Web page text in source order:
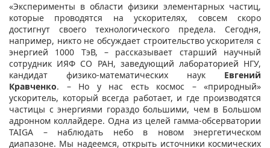
«Эксперименты в области физики элементарных частиц,
которые проводятся на ускорителях, совсем скоро
достигнут своего технологического предела. Сегодня,
например, никто не обсуждает строительство ускорителя с
энергией 1000 ТэВ, – рассказывает старший научный
сотрудник ИЯФ СО РАН, заведующий лабораторией НГУ,
кандидат физико-математических наук Евгений
Кравченко. – Но у нас есть космос – «природный»
ускоритель, который всегда работает, и где производятся
частицы с энергиями гораздо большими, чем в Большом
адронном коллайдере. Одна из целей гамма-обсерватории
TAIGA – наблюдать небо в новом энергетическом
диапазоне. Мы надеемся, открыть источники космических